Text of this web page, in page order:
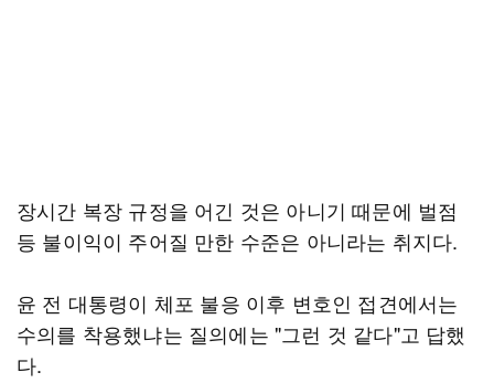
장시간 복장 규정을 어긴 것은 아니기 때문에 벌점
등 불이익이 주어질 만한 수준은 아니라는 취지다.
윤 전 대통령이 체포 불응 이후 변호인 접견에서는
수의를 착용했냐는 질의에는 "그런 것 같다"고 답했
다.